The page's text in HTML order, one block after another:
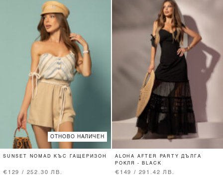
ОТНОВО НАЛИЧЕН
SUNSET NOMAD КЪС ГАЩЕРИЗОН
€129 / 252.30 ЛВ.
ALOHA AFTER PARTY ДЪЛГА
РОКЛЯ - BLACK
€149 / 291.42 ЛВ.